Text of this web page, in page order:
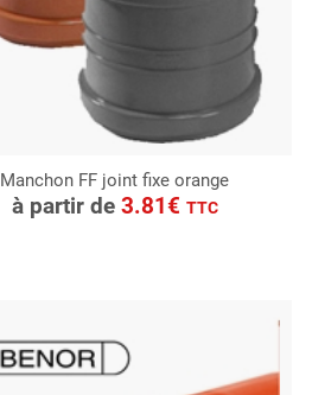
Manchon FF joint fixe orange
à partir de 3.81€ TTC
CONSULTER
Demande de devis